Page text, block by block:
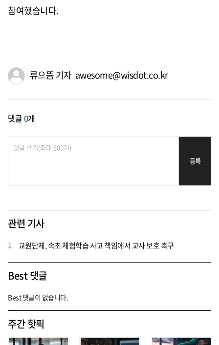
참여했습니다.
류으뜸 기자 awesome@wisdot.co.kr
댓글0개
등록
관련 기사
1 교원단체, 속초 체험학습 사고 책임에서 교사 보호 촉구
Best 댓글
Best 댓글이 없습니다.
주간 핫픽